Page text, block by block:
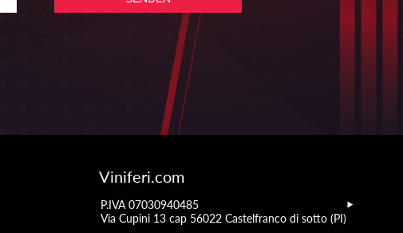
Viniferi.com
P.IVA 07030940485
Via Cupini 13 cap 56022 Castelfranco di sotto (PI)